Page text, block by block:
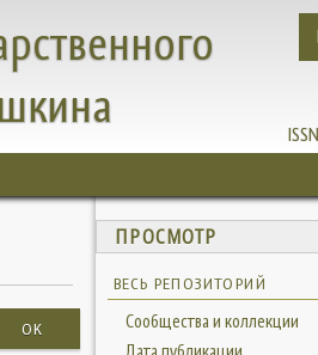
OK
ПРОСМОТР
ВЕСЬ РЕПОЗИТОРИЙ
Сообщества и коллекции